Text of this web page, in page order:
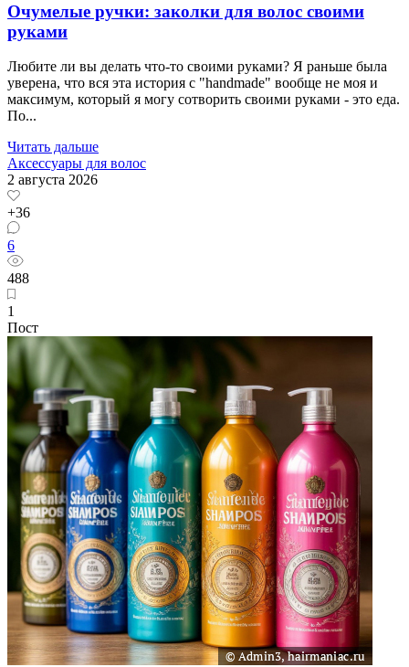
Очумелые ручки: заколки для волос своими
руками
Любите ли вы делать что-то своими руками? Я раньше была
уверена, что вся эта история с "handmade" вообще не моя и
максимум, который я могу сотворить своими руками - это еда.
По...
Читать дальше
Аксессуары для волос
2 августа 2026
+36
6
488
1
Пост